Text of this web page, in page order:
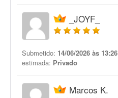
_JOYF_
Submetido: 14/06/2026 às 13:26
estimada: Privado
Marcos K.